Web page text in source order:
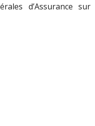
d’Assurance